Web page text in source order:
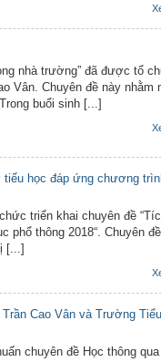
nhà trường” đã được tổ
Vân. Chuyên đề này nhằm
buổi sinh [...]
học đáp ứng chương
triển khai chuyên đề
phổ thông 2018“. Chuyên
[...]
Cao Vân và Trường
chuyên đề Học thông